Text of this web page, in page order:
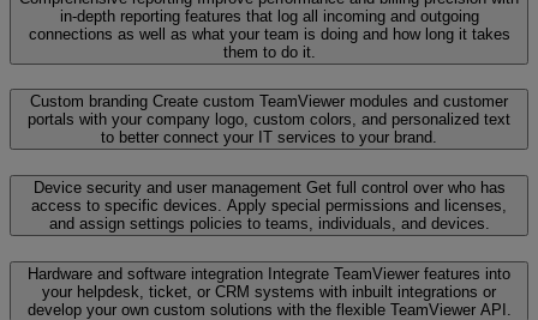
in-depth reporting features that log all incoming and outgoing
connections as well as what your team is doing and how long it takes
them to do it.
Custom branding Create custom TeamViewer modules and customer
portals with your company logo, custom colors, and personalized text
to better connect your IT services to your brand.
Device security and user management Get full control over who has
access to specific devices. Apply special permissions and licenses,
and assign settings policies to teams, individuals, and devices.
Hardware and software integration Integrate TeamViewer features into
your helpdesk, ticket, or CRM systems with inbuilt integrations or
develop your own custom solutions with the flexible TeamViewer API.